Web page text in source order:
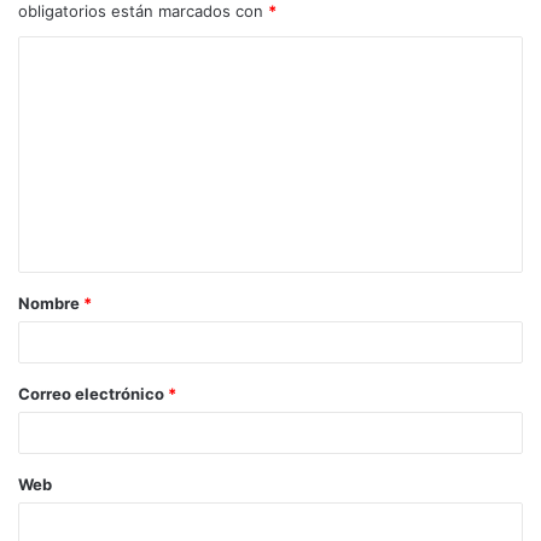
obligatorios están marcados con *
Nombre *
Correo electrónico *
Web